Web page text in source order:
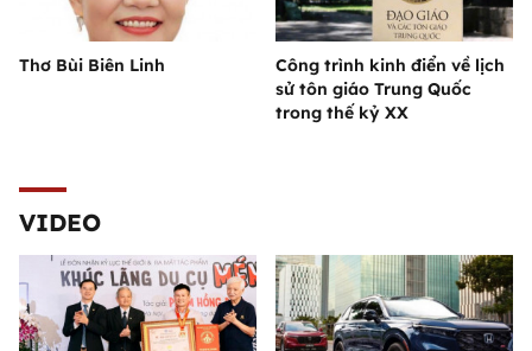
Thơ Bùi Biên Linh
Công trình kinh điển về lịch
sử tôn giáo Trung Quốc
trong thế kỷ XX
VIDEO